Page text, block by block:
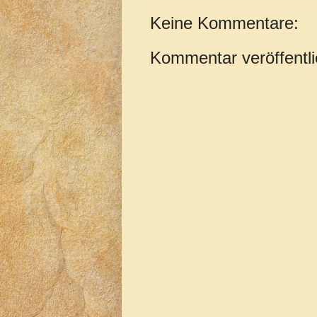
Keine Kommentare:
Kommentar